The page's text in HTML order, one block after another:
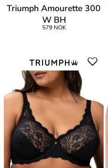
Triumph Amourette 300
W BH
579 NOK